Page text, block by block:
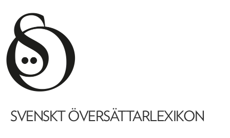
SVENSKT ÖVERSÄTTARLEXIKON